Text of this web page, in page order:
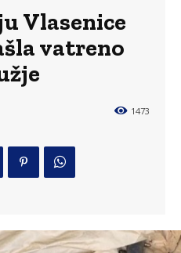
Vlasenice
vatreno
1473